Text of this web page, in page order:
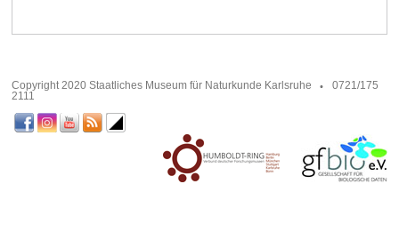
Copyright 2020 Staatliches Museum für Naturkunde Karlsruhe
0721/175
2111